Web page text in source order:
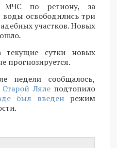
МЧС по региону, за
освободились три
участков. Новых
текущие сутки новых
прогнозируется.
недели сообщалось,
Старой Лялеподтопило
был введенрежим